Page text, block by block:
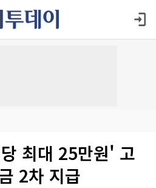
최대 25만원' 고
2차 지급